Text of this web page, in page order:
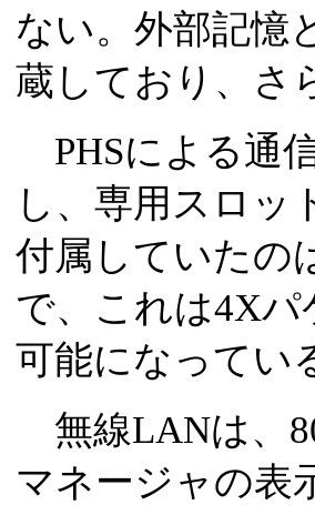
ない。外部記憶
蔵しており、さ
PHSによる通
し、専用スロッ
付属していたの
で、これは4Xパ
可能になってい
無線LANは、
マネージャの表